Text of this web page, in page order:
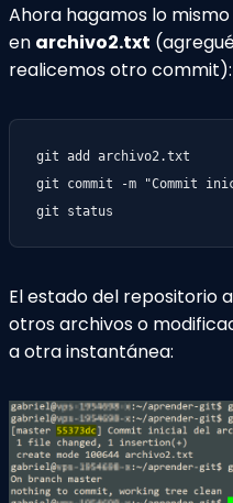
Ahora hagamos lo mismo
en archivo2.txt
realicemos otro commit):
git add archivo2.txt
git commit -m "Commit
git status
El estado del repositorio
otros archivos o
a otra instantánea: